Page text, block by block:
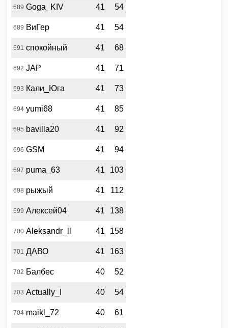
689 Goga_KIV 41 54
689 ВиГер 41 54
691 спокойный 41 68
692 JAP 41 71
693 Кали_Юга 41 73
694 yumi68 41 85
695 bavilla20 41 92
696 GSM 41 94
697 puma_63 41 103
698 рыжый 41 112
699 Алексей04 41 138
700 Aleksandr_ll 41 158
701 ДАВО 41 163
702 Балбес 40 52
703 Actually_I 40 54
704 maikl_72 40 61